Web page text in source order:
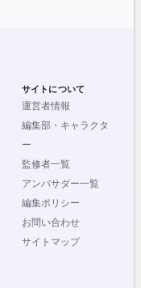
サイトについて
運営者情報
編集部・キャラクタ
ー
監修者一覧
アンバサダー一覧
編集ポリシー
お問い合わせ
サイトマップ